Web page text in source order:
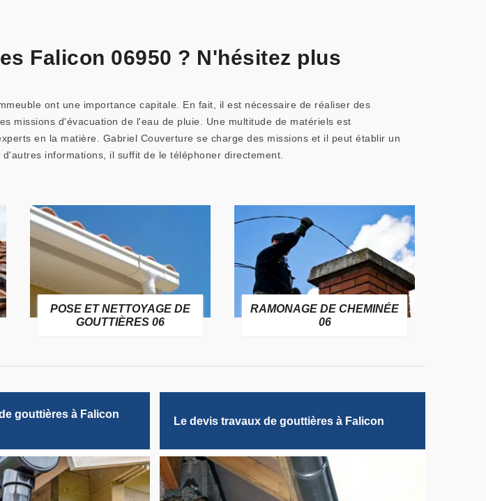
Falicon 06950 ? N'hésitez plus
ont une importance capitale. En fait, il est nécessaire de réaliser des
missions d'évacuation de l'eau de pluie. Une multitude de matériels est
en la matière. Gabriel Couverture se charge des missions et il peut établir un
informations, il suffit de le téléphoner directement.
POSE ET NETTOYAGE DE
GOUTTIÈRES 06
RAMONAGE DE CHEMINÉE
06
gouttières à Falicon
Le devis travaux de gouttières à Falicon